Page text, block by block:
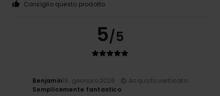
Consiglio questo prodotto
5/5
Benjamin19. gennaio 2026
Acquisto verificato
Semplicemente fantastico